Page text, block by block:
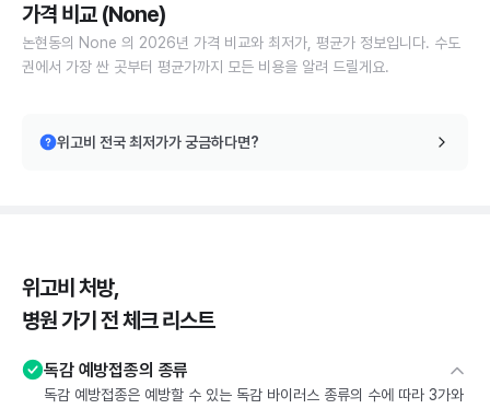
가격 비교 (None)
논현동의 None 의 2026년 가격 비교와 최저가, 평균가 정보입니다. 수도
권에서 가장 싼 곳부터 평균가까지 모든 비용을 알려 드릴게요.
위고비 전국 최저가가 궁금하다면?
위고비 처방,
병원 가기 전 체크 리스트
독감 예방접종의 종류
독감 예방접종은 예방할 수 있는 독감 바이러스 종류의 수에 따라 3가와